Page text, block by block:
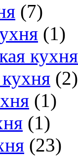
(7)
(1)
кухня
(2)
(1)
(1)
(23)